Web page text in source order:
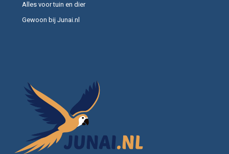
Alles voor tuin en dier
Gewoon bij Junai.nl